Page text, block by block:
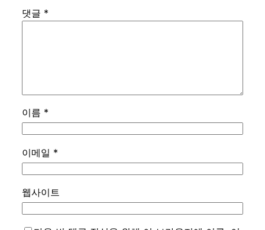
댓글 *
이름 *
이메일 *
웹사이트